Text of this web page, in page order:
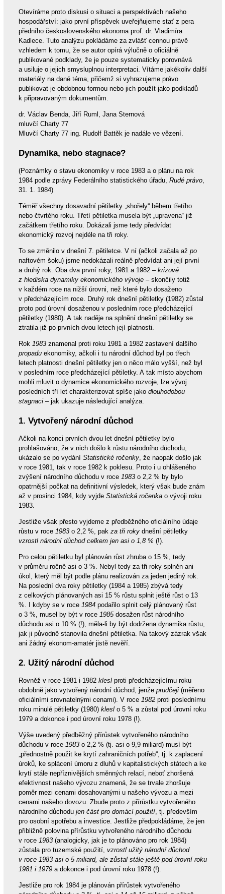
Otevíráme proto diskusi o situaci a perspektivách našeho
hospodářství: jako první příspěvek uveřejňujeme stať z pera
předního československého ekonoma prof. dr. Vladimíra
Kadlece. Tuto analýzu pokládáme za zvlášť cennou právě
vzhledem k tomu, že se autor opírá výlučně o oficiálně
publikované podklady, že je pouze systematicky porovnává
a usiluje o jejich smysluplnou interpretaci. Vítáme jakékoliv další
materiály na dané téma, přičemž si vyhrazujeme právo
publikovat je obdobnou formou nebo jich použít jako podkladů
k připravovaným dokumentům.
dr. Václav Benda, Jiří Ruml, Jana Sternová
mluvčí Charty 77
Mluvčí Charty 77 ing. Rudolf Battěk je nadále ve vězení.
Dynamika, nebo stagnace?
(Poznámky o stavu ekonomiky v roce 1983 a o plánu na rok
1984 podle zprávy Federálního statistického úřadu, Rudé právo,
31. 1. 1984)
Téměř všechny dosavadní pětiletky „shořely“ během třetího
nebo čtvrtého roku. Třetí pětiletka musela být „upravena“ již
začátkem třetího roku. Dokázali jsme tedy předvídat
ekonomický rozvoj nejdéle na tři roky.
To se změnilo v dnešní 7. pětiletce. V ní (ačkoli začala až po
naftovém šoku) jsme nedokázali reálně předvídat ani její první
a druhý rok. Oba dva první roky, 1981 a 1982 – krizové
z hlediska dynamiky ekonomického vývoje– skončily totiž
v každém roce na nižší úrovni, než které bylo dosaženo
v předcházejícím roce. Druhý rok dnešní pětiletky (1982) zůstal
proto pod úrovní dosaženou v posledním roce předcházející
pětiletky (1980). A tak naděje na splnění dnešní pětiletky se
ztratila již po prvních dvou letech její platnosti.
Rok 1983znamenal proti roku 1981 a 1982 zastavení dalšího
propaduekonomiky, ačkoli i tu národní důchod byl po třech
letech platnosti dnešní pětiletky jen o něco málo vyšší, než byl
v posledním roce předcházející pětiletky. A tak místo abychom
mohli mluvit o dynamice ekonomického rozvoje, lze vývoj
posledních tří let charakterizovat spíše jako dlouhodobou
stagnaci– jak ukazuje následující analýza.
1. Vytvořený národní důchod
Ačkoli na konci prvních dvou let dnešní pětiletky bylo
prohlašováno, že v nich došlo k růstu národního důchodu,
ukázalo se po vydání Statistické ročenky, že naopak došlo jak
v roce 1981, tak v roce 1982 k poklesu. Proto i u ohlášeného
zvýšení národního důchodu v roce 1983o 2,2 % by bylo
opatrnější počkat na definitivní výsledek, který však bude znám
až v prosinci 1984, kdy vyjde Statistická ročenkao vývoji roku
1983.
Jestliže však přesto vyjdeme z předběžného oficiálního údaje
růstu v roce 1983o 2,2 %, pak za tři rokydnešní pětiletky
vzrostl národní důchod celkem jen asi o 1,8 % (!).
Pro celou pětiletku byl plánován růst zhruba o 15 %, tedy
v průměru ročně asi o 3 %. Nebyl tedy za tři roky splněn ani
úkol, který měl být podle plánu realizován za jeden jediný rok.
Na poslední dva roky pětiletky (1984 a 1985) zbývá tedy
z celkových plánovaných asi 15 % růstu splnit ještě růst o 13
%. I kdyby se v roce 1984podařilo splnit celý plánovaný růst
o 3 %, musel by být v roce 1985dosažen růst národního
důchodu asi o 10 % (!), měla-li by být dodržena dynamika růstu,
jak ji původně stanovila dnešní pětiletka. Na takový zázrak však
ani žádný ekonom-amatér jistě nevěří.
2. Užitý národní důchod
Rovněž v roce 1981 i 1982 kleslproti předcházejícímu roku
obdobně jako vytvořený národní důchod, jenže prudčeji(měřeno
oficiálními srovnatelnými cenami). V roce 1982proti poslednímu
roku minulé pětiletky (1980) kleslo 5 % a zůstal pod úrovní roku
1979 a dokonce i pod úrovní roku 1978 (!).
Výše uvedený předběžný přírůstek vytvořeného národního
důchodu v roce 1983o 2,2 % (tj. asi o 9,9 miliard) musí být
„přednostně použit ke krytí zahraničních potřeb“, tj. k zaplacení
úroků, ke splácení úmoru z dluhů v kapitalistických státech a ke
krytí stále nepříznivějších směnných relací, neboť zhoršená
efektivnost našeho vývozu znamená, že se trvale zhoršuje
poměr mezi cenami dosahovanými u našeho vývozu a mezi
cenami našeho dovozu. Zbude proto z přírůstku vytvořeného
národního důchodu jen část pro domácí použití, tj. především
pro osobní spotřebu a investice. Jestliže předpokládáme, že jen
přibližně polovina přírůstku vytvořeného národního důchodu
v roce 1983(analogicky, jak je to plánováno pro rok 1984)
zůstala pro tuzemské použití, vzrostl užitý národní důchod
v roce 1983 asi o 5 miliard, ale zůstal stále ještě pod úrovní roku
1981 i 1979a dokonce i pod úrovní roku 1978 (!).
Jestliže pro rok 1984 je plánován přírůstek vytvořeného